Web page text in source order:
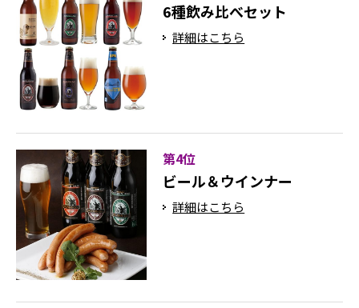
6種飲み比べセット
詳細はこちら
第4位
ビール＆ウインナー
詳細はこちら